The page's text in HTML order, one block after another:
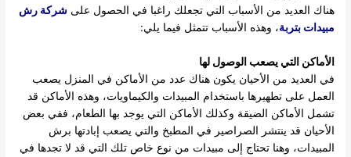
هناك العديد من الأسباب التي تجعلك راغبا في الحصول علىشركة رش
مبيدات بتربة، وهذه الأسباب تتمثل فيما يلي:
الأماكن التي يصعب الوصول لها
في العديد من الأحيان يكون هناك عدد من الأماكن في المنزل يصعب
العمل على تطهيرها باستخدام المبيدات والكيماويات، وهذه الأماكن قد
تشمل الأماكن الضيقة وكذلك الأماكن التي يوجد بها الطعام، ففي بعض
الأحيان قد ينتشر الصراصير في المطبخ والتي يصعب إبادتها برش
المبيدات، وهنا تحتاج إلى مبيدات من نوع خاص تلك التي قد لا تجدها في